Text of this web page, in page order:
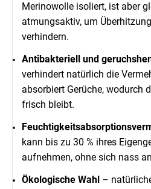
Merinowolle isoliert, ist aber
atmungsaktiv, um
verhindern.
Antibakteriell und
verhindert natürlich die
absorbiert Gerüche, wodurch
frisch bleibt.
kann bis zu 30 % ihres
aufnehmen, ohne sich nass
Ökologische Wahl –